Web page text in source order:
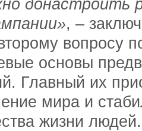
донастроить
, –
вопросу
основы
Главный их
мира и
жизни людей.